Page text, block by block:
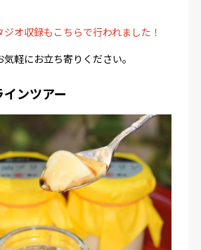
オ収録もこちらで行われました！
軽にお立ち寄りください。
ンツアー